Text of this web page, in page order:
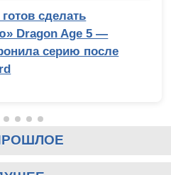
сделать
Dragon Age 5 —
серию после